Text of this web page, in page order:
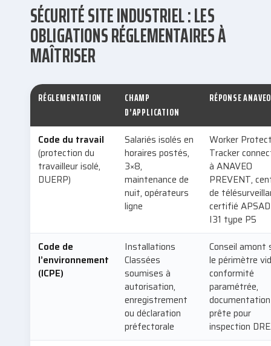
SÉCURITÉ SITE INDUSTRIEL : LES
OBLIGATIONS RÉGLEMENTAIRES À
MAÎTRISER
RÉGLEMENTATION
CHAMP
D’APPLICATION
RÉPONSE ANAVEO
Code du travail
(protection du
travailleur isolé,
DUERP)
Salariés isolés en
horaires postés,
3×8,
maintenance de
nuit, opérateurs
ligne
Worker
Tracker
à ANAVEO
PREVENT,
de
certifié APSAD
I31 type P5
Code de
l’environnement
(ICPE)
Installations
Classées
soumises à
autorisation,
enregistrement
ou déclaration
préfectorale
Conseil amont
le périmètre
conformité
paramétrée,
documentation
prête pour
inspection